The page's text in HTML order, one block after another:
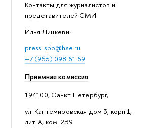
Контакты для журналистов и
представителей СМИ
Илья Лицкевич
press-spb@hse.ru
+7 (965) 098 61 69
Приемная комиссия
194100, Санкт-Петербург,
ул. Кантемировская дом 3, корп.1,
лит. А, ком. 239